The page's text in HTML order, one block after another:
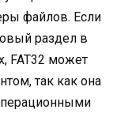
файлов. Если
раздел в
FAT32 может
так как она